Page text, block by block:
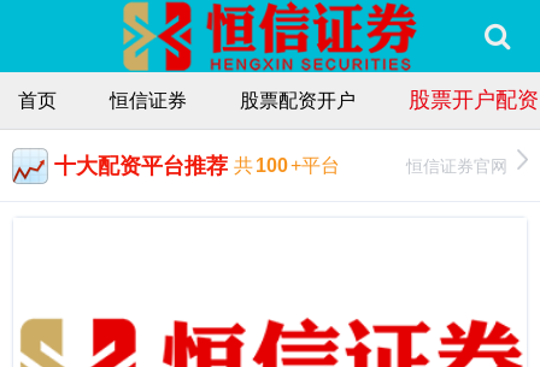
首页 恒信证券 股票配资开户 股票开户配资
十大配资平台推荐 共100+平台 恒信证券官网